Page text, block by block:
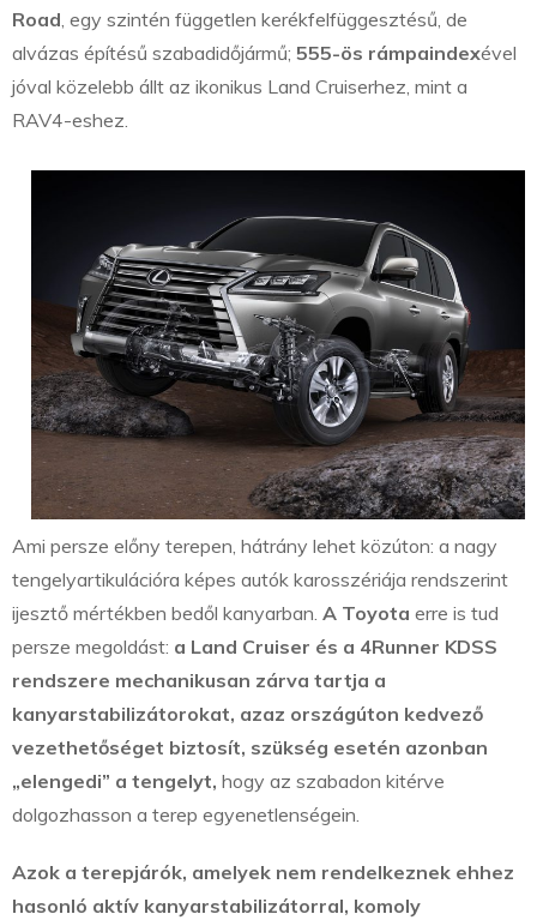
Road, egy szintén független kerékfelfüggesztésű, de
alvázas építésű szabadidőjármű; 555-ös rámpaindexével
jóval közelebb állt az ikonikus Land Cruiserhez, mint a
RAV4-eshez.
Ami persze előny terepen, hátrány lehet közúton: a nagy
tengelyartikulációra képes autók karosszériája rendszerint
ijesztő mértékben bedől kanyarban. A Toyota erre is tud
persze megoldást: a Land Cruiser és a 4Runner KDSS
rendszere mechanikusan zárva tartja a
kanyarstabilizátorokat, azaz országúton kedvező
vezethetőséget biztosít, szükség esetén azonban
„elengedi” a tengelyt, hogy az szabadon kitérve
dolgozhasson a terep egyenetlenségein.
Azok a terepjárók, amelyek nem rendelkeznek ehhez
hasonló aktív kanyarstabilizátorral, komoly